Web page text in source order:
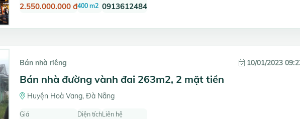
2.550.000.000 đ400 m2 0913612484
Bán nhà riêng 10/01/2023
Bán nhà đường vành đai 263m2, 2 mặt tiền
Huyện Hoà Vang, Đà Nẵng
Giá
Diện tíchLiên hệ